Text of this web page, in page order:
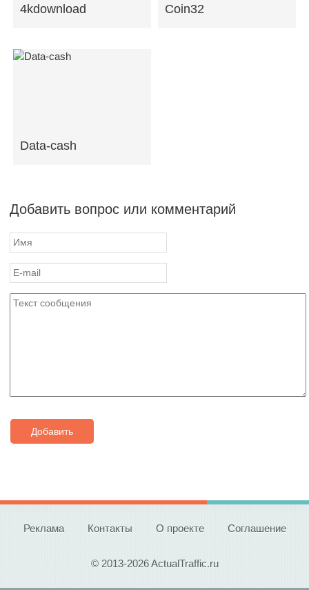
4kdownload Coin32
Data-cash
Добавить вопрос или комментарий
Добавить
Реклама Контакты О проекте Соглашение
© 2013-2026 ActualTraffic.ru